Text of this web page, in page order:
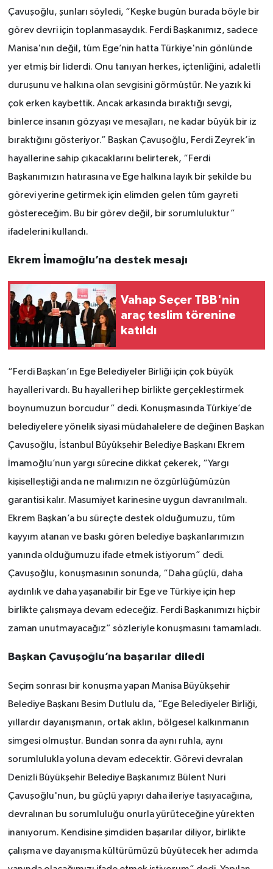
Çavuşoğlu, şunları söyledi, “Keşke bugün burada böyle bir
görev devri için toplanmasaydık. Ferdi Başkanımız, sadece
Manisa'nın değil, tüm Ege’nin hatta Türkiye'nin gönlünde
yer etmiş bir liderdi. Onu tanıyan herkes, içtenliğini, adaletli
duruşunu ve halkına olan sevgisini görmüştür. Ne yazık ki
çok erken kaybettik. Ancak arkasında bıraktığı sevgi,
binlerce insanın gözyaşı ve mesajları, ne kadar büyük bir iz
bıraktığını gösteriyor.” Başkan Çavuşoğlu, Ferdi Zeyrek’in
hayallerine sahip çıkacaklarını belirterek, “Ferdi
Başkanımızın hatırasına ve Ege halkına layık bir şekilde bu
görevi yerine getirmek için elimden gelen tüm gayreti
göstereceğim. Bu bir görev değil, bir sorumluluktur”
ifadelerini kullandı.
Ekrem İmamoğlu’na destek mesajı
Vahap Seçer TBB'nin
araç teslim törenine
katıldı
“Ferdi Başkan’ın Ege Belediyeler Birliği için çok büyük
hayalleri vardı. Bu hayalleri hep birlikte gerçekleştirmek
boynumuzun borcudur” dedi. Konuşmasında Türkiye’de
belediyelere yönelik siyasi müdahalelere de değinen Başkan
Çavuşoğlu, İstanbul Büyükşehir Belediye Başkanı Ekrem
İmamoğlu’nun yargı sürecine dikkat çekerek, “Yargı
kişiselleştiği anda ne malımızın ne özgürlüğümüzün
garantisi kalır. Masumiyet karinesine uygun davranılmalı.
Ekrem Başkan’a bu süreçte destek olduğumuzu, tüm
kayyım atanan ve baskı gören belediye başkanlarımızın
yanında olduğumuzu ifade etmek istiyorum” dedi.
Çavuşoğlu, konuşmasının sonunda, “Daha güçlü, daha
aydınlık ve daha yaşanabilir bir Ege ve Türkiye için hep
birlikte çalışmaya devam edeceğiz. Ferdi Başkanımızı hiçbir
zaman unutmayacağız” sözleriyle konuşmasını tamamladı.
Başkan Çavuşoğlu’na başarılar diledi
Seçim sonrası bir konuşma yapan Manisa Büyükşehir
Belediye Başkanı Besim Dutlulu da, “Ege Belediyeler Birliği,
yıllardır dayanışmanın, ortak aklın, bölgesel kalkınmanın
simgesi olmuştur. Bundan sonra da aynı ruhla, aynı
sorumlulukla yoluna devam edecektir. Görevi devralan
Denizli Büyükşehir Belediye Başkanımız Bülent Nuri
Çavuşoğlu'nun, bu güçlü yapıyı daha ileriye taşıyacağına,
devralınan bu sorumluluğu onurla yürüteceğine yürekten
inanıyorum. Kendisine şimdiden başarılar diliyor, birlikte
çalışma ve dayanışma kültürümüzü büyütecek her adımda